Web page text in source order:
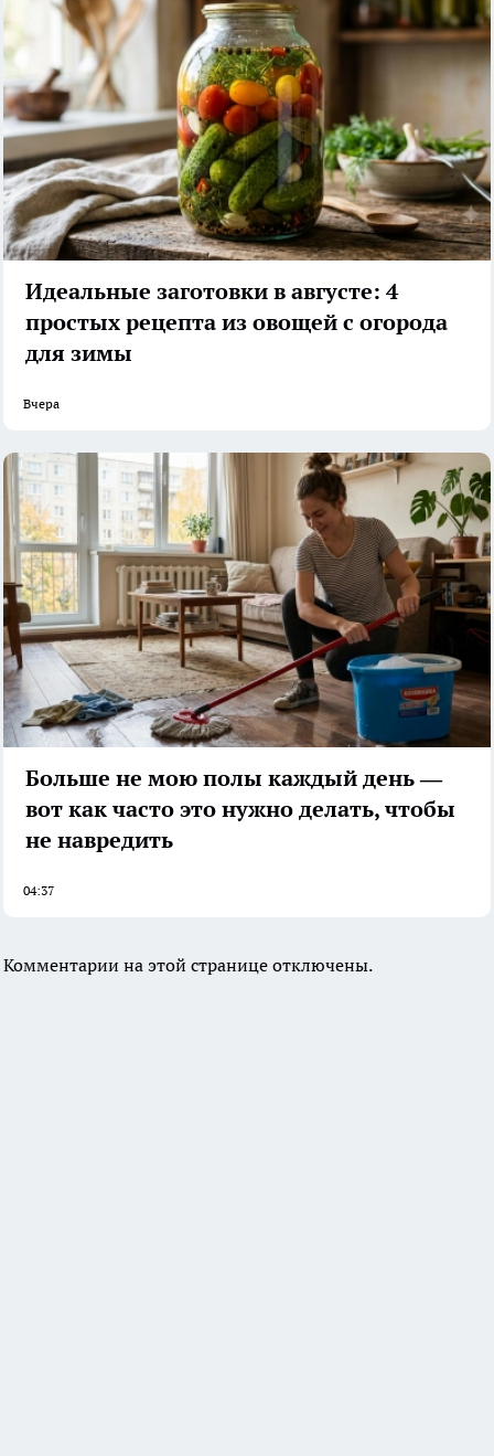
Идеальные заготовки в августе: 4
простых рецепта из овощей с огорода
для зимы
Вчера
Больше не мою полы каждый день —
вот как часто это нужно делать, чтобы
не навредить
04:37
Комментарии на этой странице отключены.